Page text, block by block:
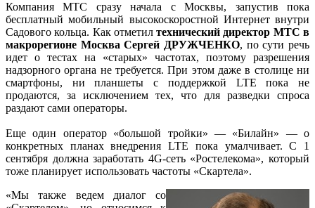
Компания МТС сразу начала с Москвы, запустив пока
бесплатный мобильный высокоскоростной Интернет внутри
Садового кольца. Как отметилтехнический директор МТС в
макрорегионе Москва Сергей ДРУЖЧЕНКО, по сути речь
идет о тестах на «старых» частотах, поэтому разрешения
надзорного органа не требуется. При этом даже в столице ни
смартфоны, ни планшеты с поддержкой LTE пока не
продаются, за исключением тех, что для разведки спроса
раздают сами операторы.
Еще один оператор «большой тройки» — «Билайн» — о
конкретных планах внедрения LTЕ пока умалчивает. С 1
сентября должна заработать 4G-сеть «Ростелекома», который
тоже планирует использовать частоты «Скартела».
«Мы также ведем диалог со